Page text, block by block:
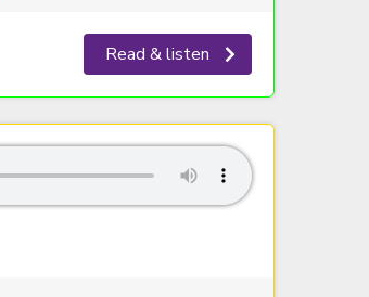
Read & listen